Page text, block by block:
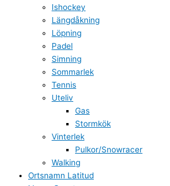
Ishockey
Längdåkning
Löpning
Padel
Simning
Sommarlek
Tennis
Uteliv
Gas
Stormkök
Vinterlek
Pulkor/Snowracer
Walking
Ortsnamn Latitud